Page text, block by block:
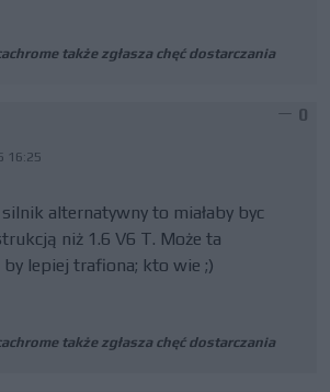
także zgłasza chęć dostarczania
16:25
0
alternatywny to miałaby byc
niż 1.6 V6 T. Może ta
by lepiej trafiona; kto wie ;)
także zgłasza chęć dostarczania